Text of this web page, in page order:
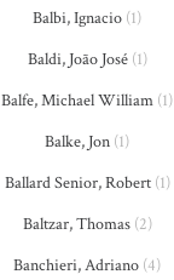
Balbi, Ignacio (1)
Baldi, João José(1)
Balfe, Michael William (1)
Balke, Jon (1)
Ballard Senior, Robert(1)
Baltzar, Thomas(2)
Banchieri, Adriano (4)